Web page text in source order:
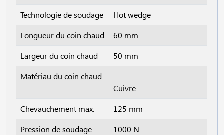
Technologie de soudage
Hot wedge
Longueur du coin chaud
60 mm
Largeur du coin chaud
50 mm
Matériau du coin chaud
Cuivre
Chevauchement max.
125 mm
Pression de soudage
1000 N